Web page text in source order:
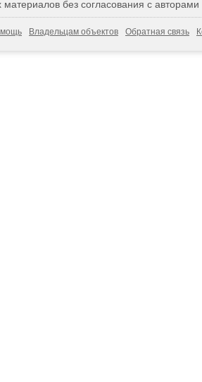
без согласования с
Владельцам объектов Обратная связь